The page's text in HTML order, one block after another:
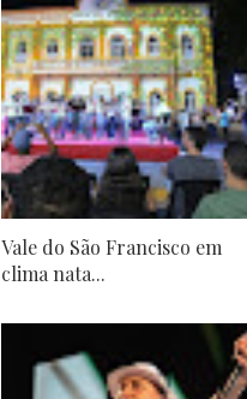
Vale do São Francisco em
clima nata...